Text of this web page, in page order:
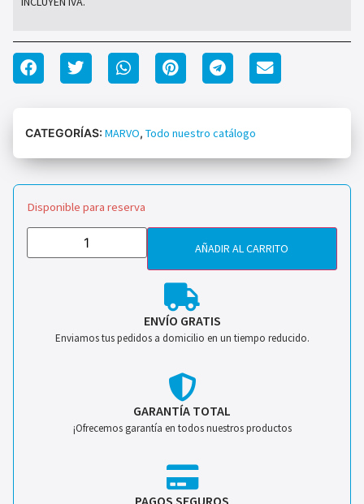
CATEGORÍAS: MARVO, Todo nuestro catálogo
Disponible para reserva
AÑADIR AL CARRITO
ENVÍO GRATIS
Enviamos tus pedidos a domicilio en un tiempo reducido.
GARANTÍA TOTAL
¡Ofrecemos garantía en todos nuestros productos